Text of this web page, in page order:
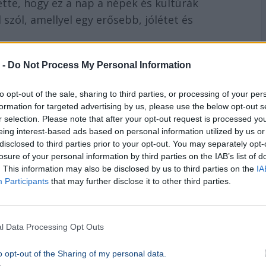
- Do Not Process My Personal Information
opt-out of the sale, sharing to third parties, or processing of your
for targeted advertising by us, please use the below opt-out
selection. Please note that after your opt-out request is processed
interest-based ads based on personal information utilized by us
to third parties prior to your opt-out. You may separately
of your personal information by third parties on the IAB’s list of
This information may also be disclosed by us to third parties on the
Participants that may further disclose it to other third parties.
Data Processing Opt Outs
opt-out of the Sharing of my personal data.
hogy ez a nap a népek és kultúrák
amellyel egy erősebb, jólétet és
Uniókül- és biztonságpolitikai
világítanak rá arra, mi számít
Kallas emlékeztetett, hogy azEU már
nem tökéletes, megbízható
Prime Minister of Hungary.